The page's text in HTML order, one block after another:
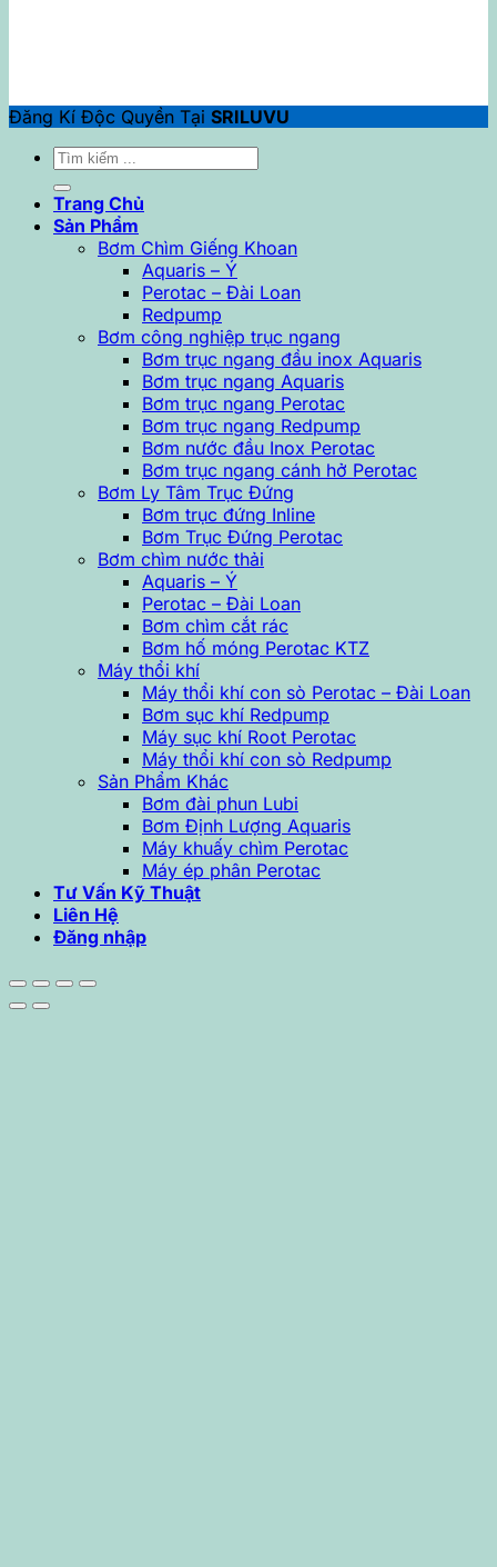
Đăng Kí Độc Quyền Tại SRILUVU
Tìm
Trang Chủ
Sản Phẩm
Bơm Chìm Giếng Khoan
Aquaris – Ý
Perotac – Đài Loan
Redpump
Bơm công nghiệp trục ngang
Bơm trục ngang đầu inox Aquaris
Bơm trục ngang Aquaris
Bơm trục ngang Perotac
Bơm trục ngang Redpump
Bơm nước đầu Inox Perotac
Bơm trục ngang cánh hở Perotac
Bơm Ly Tâm Trục Đứng
Bơm trục đứng Inline
Bơm Trục Đứng Perotac
Bơm chìm nước thải
Aquaris – Ý
Perotac – Đài Loan
Bơm chìm cắt rác
Bơm hố móng Perotac KTZ
Máy thổi khí
Máy thổi khí con sò Perotac – Đài Loan
Bơm sục khí Redpump
Máy sục khí Root Perotac
Máy thổi khí con sò Redpump
Sản Phẩm Khác
Bơm đài phun Lubi
Bơm Định Lượng Aquaris
Máy khuấy chìm Perotac
Máy ép phân Perotac
Tư Vấn Kỹ Thuật
Liên Hệ
Đăng nhập